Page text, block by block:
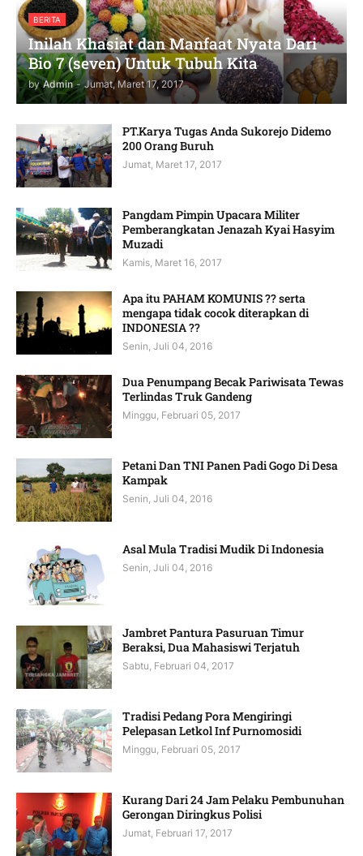
BERITA
Inilah Khasiat dan Manfaat Nyata Dari
Bio 7 (seven) Untuk Tubuh Kita
by Admin - Jumat, Maret 17, 2017
PT.Karya Tugas Anda Sukorejo Didemo
200 Orang Buruh
Jumat, Maret 17, 2017
Pangdam Pimpin Upacara Militer
Pemberangkatan Jenazah Kyai Hasyim
Muzadi
Kamis, Maret 16, 2017
Apa itu PAHAM KOMUNIS ?? serta
mengapa tidak cocok diterapkan di
INDONESIA ??
Senin, Juli 04, 2016
Dua Penumpang Becak Pariwisata Tewas
Terlindas Truk Gandeng
Minggu, Februari 05, 2017
Petani Dan TNI Panen Padi Gogo Di Desa
Kampak
Senin, Juli 04, 2016
Asal Mula Tradisi Mudik Di Indonesia
Senin, Juli 04, 2016
Jambret Pantura Pasuruan Timur
Beraksi, Dua Mahasiswi Terjatuh
Sabtu, Februari 04, 2017
Tradisi Pedang Pora Mengiringi
Pelepasan Letkol Inf Purnomosidi
Minggu, Februari 05, 2017
Kurang Dari 24 Jam Pelaku Pembunuhan
Gerongan Diringkus Polisi
Jumat, Februari 17, 2017